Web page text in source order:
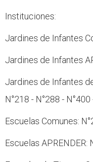
Instituciones:
Jardines de Infantes
Jardines de Infantes
Jardines de Infantes
N°218 - N°288 - N°400
Escuelas Comunes:
Escuelas APRENDER: